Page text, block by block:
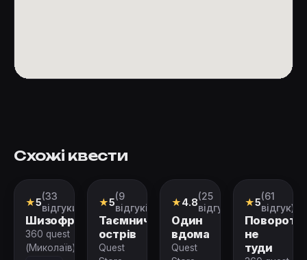
Схожі квести
Перформанс
★5(33
відгуки)
Шизофренія
360 quest
(Миколаїв)
Квест
★5(9
відгуків)
Таємничий
острів
Quest
Квест
★4.8(25
відгуків)
Один
вдома
Quest
★5(61
відгук)
Поворот
не
туди